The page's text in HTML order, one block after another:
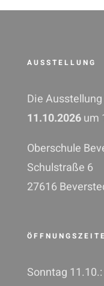
AUSSTELLUNG
Die
11.10.2026um
Oberschule
Schulstraße 6
27616
Sonntag